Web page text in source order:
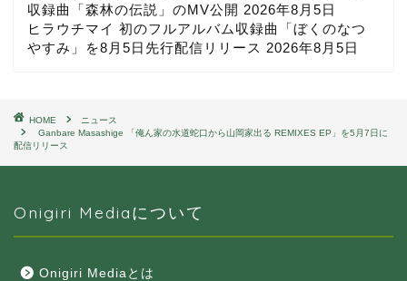
収録曲「森林の伝説」のMV公開 2026年8月5日
ヒラウチマイ 初のフルアルバム収録曲「ぼくのなつ
やすみ」を8月5日先行配信リリース 2026年8月5日
HOME
ニュース
Ganbare Masashige 「俺ん家の水道蛇口から山岡家出る REMIXES EP」を5月7日に
配信リリース
Onigiri Mediaについて
Onigiri Mediaとは